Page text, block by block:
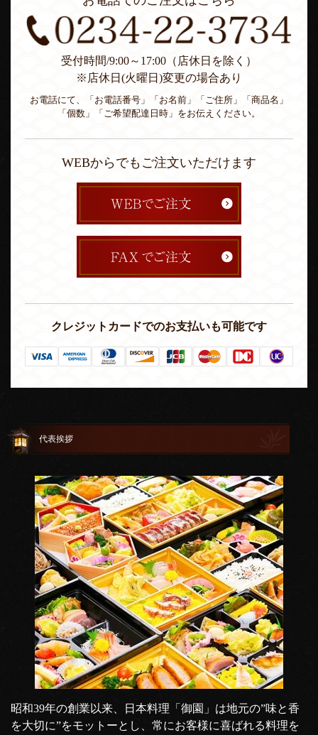
受付時間/9:00～17:00（店休日を除く）
※店休日(火曜日)変更の場合あり
お電話にて、「お電話番号」「お名前」「ご住所」「商品名」
「個数」「ご希望配達日時」をお伝えください。
WEBからでもご注文いただけます
クレジットカードでのお支払いも可能です
代表挨拶
昭和39年の創業以来、日本料理「御園」は地元の”味と香
を大切に”をモットーとし、常にお客様に喜ばれる料理を